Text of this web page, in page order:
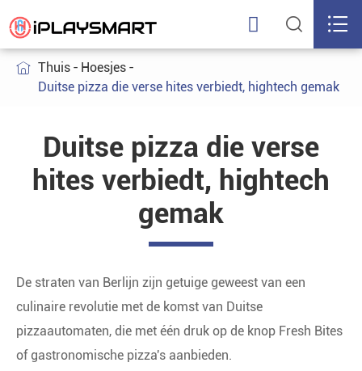
  
 Thuis
Hoesjes
Duitse pizza die verse hites verbiedt, hightech gemak
Duitse pizza die verse
hites verbiedt, hightech
gemak
De straten van Berlijn zijn getuige geweest van een
culinaire revolutie met de komst van Duitse
pizzaautomaten, die met één druk op de knop Fresh Bites
of gastronomische pizza's aanbieden.